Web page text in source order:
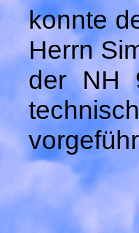
konnte
Herrn
der NH